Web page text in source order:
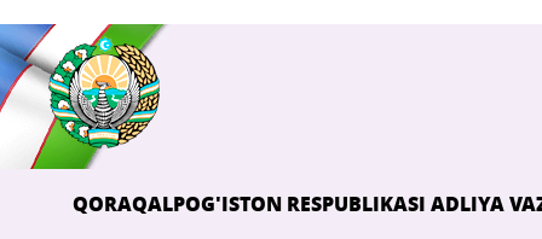
QORAQALPOG'ISTON RESPUBLIKASI ADLIYA